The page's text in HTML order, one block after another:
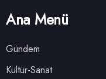
Ana Menü
Gündem
Kültür-Sanat